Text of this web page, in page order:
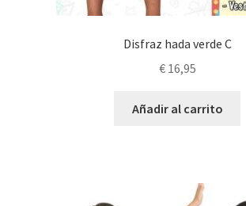
Disfraz hada verde C
€16,95
Añadir al carrito